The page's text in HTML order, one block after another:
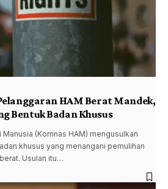
HAM Berat Mandek,
Bentuk Badan Khusus
(Komnas HAM) mengusulkan
khusus yang menangani pemulihan
Usulan itu…